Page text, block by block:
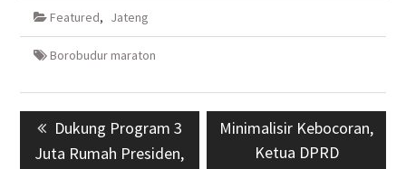
Featured, Jateng
Borobudur maraton
Navigasi
pos Previous
post:
Dukung Program 3
Juta Rumah Presiden,
Next
Minimalisir Kebocoran,
Ketua DPRD